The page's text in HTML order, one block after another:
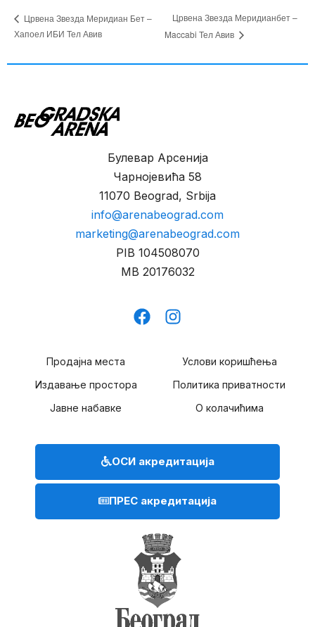
Црвена Звезда Меридиан Бет –
Хапоел ИБИ Тел Авив
Црвена Звезда Меридианбет –
Maccabi Тел Авив
Булевар Арсенија
Чарнојевића 58
11070 Beograd, Srbija
info@arenabeograd.com
marketing@arenabeograd.com
PIB 104508070
MB 20176032
Продајна места
Издавање простора
Јавне набавке
Услови коришћења
Политика приватности
О колачићима
ОСИ акредитација
ПРЕС акредитација